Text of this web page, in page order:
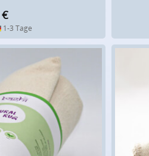
€
1-3 Tage